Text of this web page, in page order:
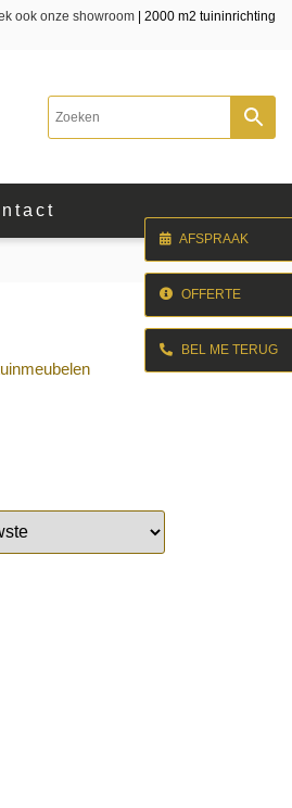
ook onze showroom | 2000 m2 tuininrichting
AFSPRAAK
OFFERTE
BEL ME TERUG